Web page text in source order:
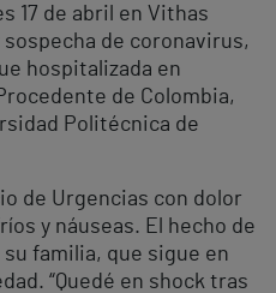
17 de abril en Vithas
de coronavirus,
hospitalizada en
de Colombia,
Politécnica de
de Urgencias con dolor
y náuseas. El hecho de
familia, que sigue en
“Quedé en shock tras